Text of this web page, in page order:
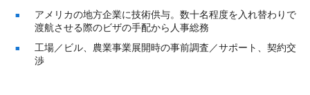
アメリカの地方企業に技術供与。数十名程度を入れ替わりで
渡航させる際のビザの手配から人事総務
工場／ビル、農業事業展開時の事前調査／サポート、契約交
渉